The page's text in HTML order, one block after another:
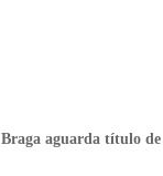
Braga aguarda título